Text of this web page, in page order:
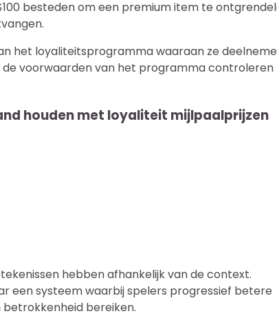
besteden om een premium item te
het loyaliteitsprogramma waaraan ze
de voorwaarden van het programma controleren
houden met loyaliteit mijlpaalprijzen
hebben afhankelijk van de context.
een systeem waarbij spelers progressief betere
bereiken.